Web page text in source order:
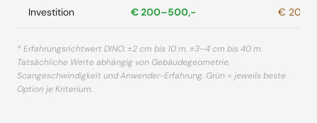
Investition € 200–500,- €
* Erfahrungsrichtwert DINO: ±2 cm bis 10 m, ±3–4 cm bis 40 m.
Tatsächliche Werte abhängig von Gebäudegeometrie,
Scangeschwindigkeit und Anwender-Erfahrung. Grün = jeweils beste
Option je Kriterium.